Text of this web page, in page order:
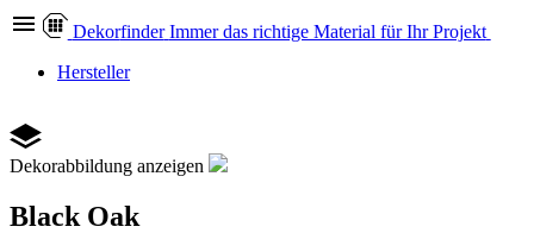
Dekorfinder Immer das richtige Material für Ihr Projekt
Hersteller
Dekorabbildung anzeigen
Black Oak